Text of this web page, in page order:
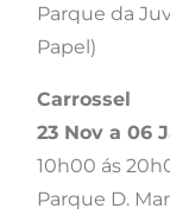
Parque da
Papel)
Carrossel
23 Nov a 06
10h00 ás
Parque D.